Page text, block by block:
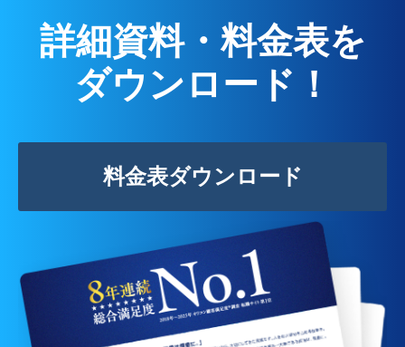
詳細資料・料金表を
ダウンロード！
料金表ダウンロード